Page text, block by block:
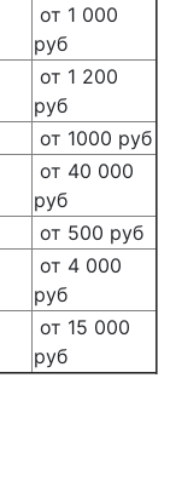
от 1 000
руб
от 1 200
руб
от 1000 руб
от 40 000
руб
от 500 руб
от 4 000
руб
от 15 000
руб